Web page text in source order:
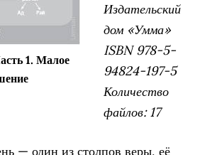
1. Малое
Издательский
дом «Умма»
ISBN 978-5-
94824-197-5
Количество
файлов: 17
— один из столпов веры, её